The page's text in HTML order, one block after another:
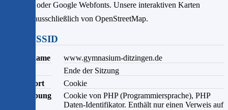
Analytics oder Google Webfonts. Unsere interaktiven Karten
kommen ausschließlich von OpenStreetMap.
PHPSESSID
Domainname
www.gymnasium-ditzingen.de
Ende der Sitzung
Speicherort
Cookie
Beschreibung
Cookie von PHP (Programmiersprache), PHP
Daten-Identifikator. Enthält nur einen Verweis auf